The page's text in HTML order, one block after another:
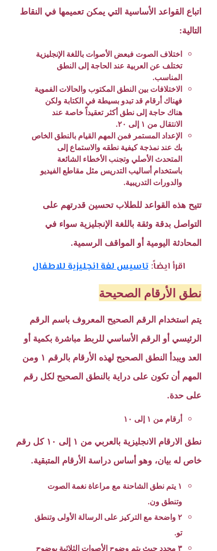
اتباع القواعد الأساسية التي يمكن تعميمها في النقاط
التالية:
اختلاف الصوت فبعض الأصوات باللغة الإنجليزية
تختلف عن العربية عند الحاجة إلى النطق
المناسب.
الاختلافات بين النطق المكتوب والحالات الفموية
فهناك أرقام قد تبدو بسيطة في الكتابة ولكن
هناك حاجة إلى نطق أكثر تعقيداً خاصة عند
الانتقال من ١ إلى ٢٠.
الإعداد المستمر فمن المهم القيام بالنطق الخاص
بك عند نمذجة كيفية نطقه والاستماع إلى
المتحدث الأصلي وتجنب الأخطاء الشائعة
باستخدام أساليب التدريس مثل مقاطع الفيديو
والدورات التدريبية.
تتيح هذه القواعد للطلاب تحسين قدرتهم على
التواصل بدقة وثقة باللغة الإنجليزية سواء في
المحادثة اليومية أو المواقف الرسمية.
اقرأ ايضاً:تاسيس لغة انجليزية للاطفال
نطق الأرقام الصحيحة
يتم استخدام الرقم الصحيح المعروف باسم الرقم
الرئيسي أو الرقم الأساسي للربط مباشرة بكمية أو
العد ويبدأ النطق الصحيح لهذه الأرقام بالرقم ١ ومن
المهم أن تكون على دراية بالنطق الصحيح لكل رقم
على حدة.
أرقام من ١ إلى ١٠
نطق الارقام الانجليزية بالعربي من ١ إلى ١٠ كل رقم
خاص له بيان، وهو أساس دراسة الأرقام المتبقية.
١ يتم نطق الشاحنة مع مراعاة نغمة الصوت
وتنطق ون.
٢ واضحة مع التركيز على الرسالة الأولى وتنطق
تو.
٣ محدد حيث يتم وضوح الأصوات الثلاثية بوضوح